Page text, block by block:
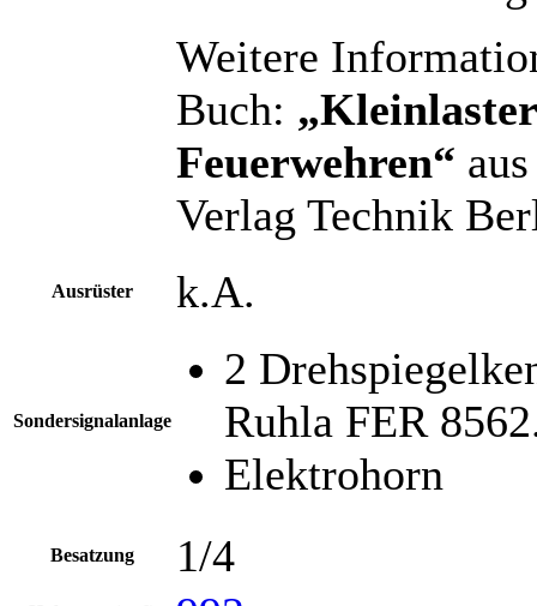
Weitere
Buch:
Feuerwehren“
Verlag Technik
Ausrüster k.A.
Sondersignalanlage
2
Ruhla FER
Elektrohorn
Besatzung 1/4